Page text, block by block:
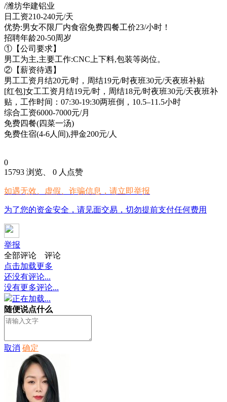
/潍坊华建铝业
日工资210-240元/天
优势:男女不限厂内食宿免费四餐工价23/小时！
招聘年龄20-50周岁
①【公司要求】
男工为主,主要工作:CNC上下料,包装等岗位。
②【薪资待遇】
男工工资月结20元/时，周结19元/时夜班30元/天夜班补贴
[红包]女工工资月结19元/时，周结18元/时夜班30元/天夜班补
贴，工作时间：07:30-19:30两班倒，10.5–11.5小时
综合工资6000-7000元/月
免费四餐(四菜一汤)
免费住宿(4-6人间),押金200元/人
0
15793 浏览、 0 人点赞
如遇无效、虚假、诈骗信息，请立即举报
为了您的资金安全，请见面交易，切勿提前支付任何费用
举报
全部评论
评论
点击加载更多
还没有评论...
没有更多评论...
正在加载...
随便说点什么
取消 确定